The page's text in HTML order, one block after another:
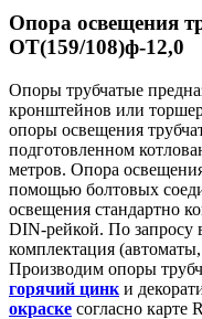
Опора освещения
ОТ(159/108)ф-12,0
Опоры трубчатые
кронштейнов или
опоры освещения
подготовленном
метров. Опора
помощью болтовых
освещения стандартно
DIN-рейкой. По запросу
комплектация
Производим опоры
горячий цинк и
окраске согласно карте